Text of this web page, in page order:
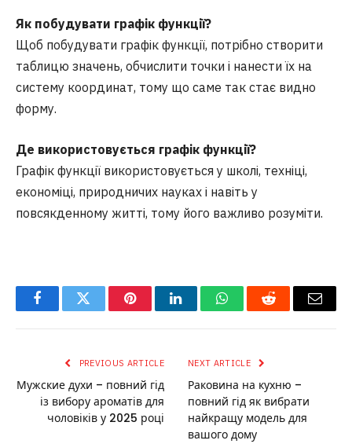
Як побудувати графік функції?
Щоб побудувати графік функції, потрібно створити
таблицю значень, обчислити точки і нанести їх на
систему координат, тому що саме так стає видно
форму.
Де використовується графік функції?
Графік функції використовується у школі, техніці,
економіці, природничих науках і навіть у
повсякденному житті, тому його важливо розуміти.
FacebookTwitter PinterestLinkedInWhatsAppReddit Email
PREVIOUS ARTICLE
Мужские духи – повний гід
із вибору ароматів для
чоловіків у 2025 році
NEXT ARTICLE
Раковина на кухню –
повний гід як вибрати
найкращу модель для
вашого дому